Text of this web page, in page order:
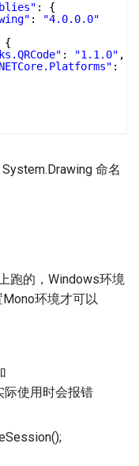
: {
:
"4.0.0.0"
{
: "1.1.0" ,
:
命名
跑的，Windows环境
环境才可以
际使用时会报错